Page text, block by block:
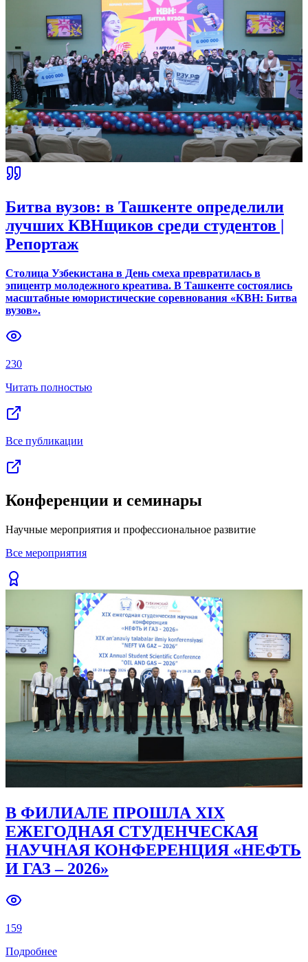
Битва вузов: в Ташкенте определили
лучших КВНщиков среди студентов |
Репортаж
Столица Узбекистана в День смеха превратилась в
эпицентр молодежного креатива. В Ташкенте состоялись
масштабные юмористические соревнования «КВН: Битва
вузов».
230
Читать полностью
Все публикации
Конференции и семинары
Научные мероприятия и профессиональное развитие
Все мероприятия
В ФИЛИАЛЕ ПРОШЛА XIX
ЕЖЕГОДНАЯ СТУДЕНЧЕСКАЯ
НАУЧНАЯ КОНФЕРЕНЦИЯ «НЕФТЬ
И ГАЗ – 2026»
159
Подробнее